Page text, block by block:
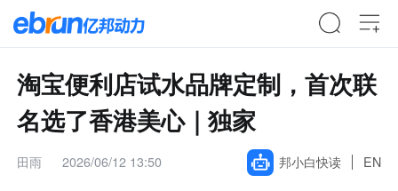
淘宝便利店试水品牌定制，首次联
名选了香港美心｜独家
田雨 2026/06/12 13:50 邦小白快读 EN